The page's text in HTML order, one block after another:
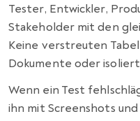
Tester, Entwickler,
Stakeholder mit den
Keine verstreuten
Dokumente oder
Wenn ein Test
ihn mit Screenshots